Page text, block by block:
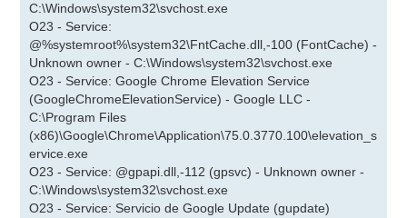
C:\Windows\system32\svchost.exe
O23 - Service:
@%systemroot%\system32\FntCache.dll,-100 (FontCache) -
Unknown owner - C:\Windows\system32\svchost.exe
O23 - Service: Google Chrome Elevation Service
(GoogleChromeElevationService) - Google LLC -
C:\Program Files
(x86)\Google\Chrome\Application\75.0.3770.100\elevation_s
ervice.exe
O23 - Service: @gpapi.dll,-112 (gpsvc) - Unknown owner -
C:\Windows\system32\svchost.exe
O23 - Service: Servicio de Google Update (gupdate)